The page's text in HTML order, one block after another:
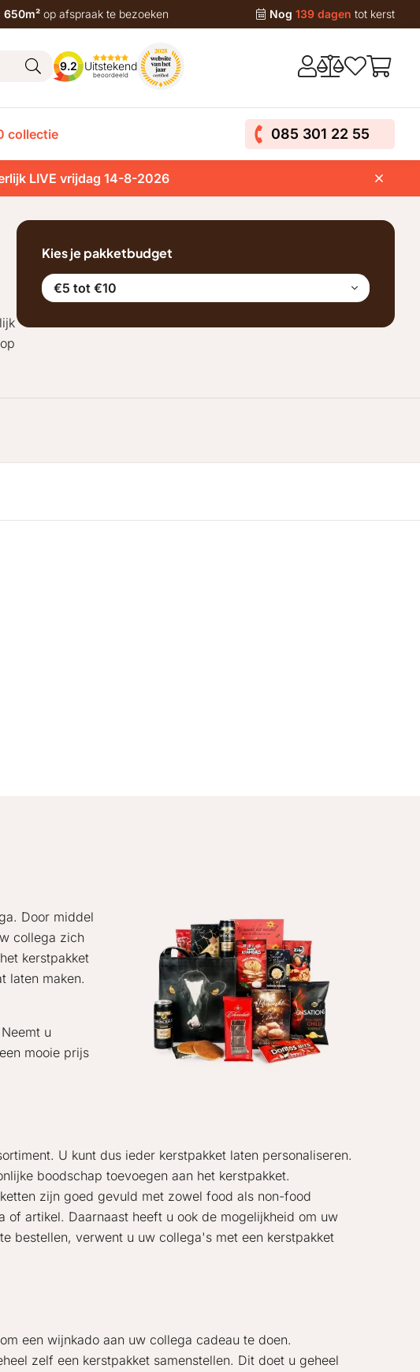
650m² op afspraak te bezoeken Nog 139 dagen tot kerst
9.2 Uitstekend
beoordeeld
collectie 085 301 22 55
LIVE vrijdag 14-8-2026
Kies je pakketbudget
€5 tot €10
Door middel
collega zich
kerstpakket
laten maken.
u
mooie prijs
U kunt dus ieder kerstpakket laten personaliseren.
boodschap toevoegen aan het kerstpakket.
zijn goed gevuld met zowel food als non-food
artikel. Daarnaast heeft u ook de mogelijkheid om uw
te bestellen, verwent u uw collega's met een kerstpakket
een wijnkado aan uw collega cadeau te doen.
zelf een kerstpakket samenstellen. Dit doet u geheel